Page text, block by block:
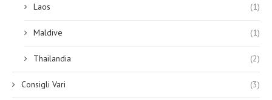
Laos (1)
Maldive (1)
Thailandia (2)
Consigli Vari (3)